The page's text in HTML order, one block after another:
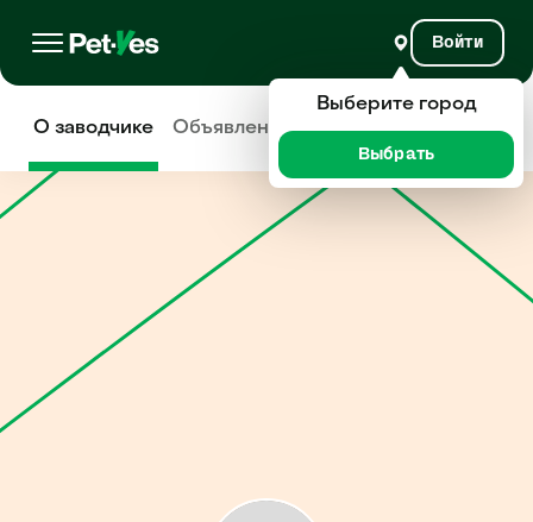
Войти
О заводчике Объявления Отзывы
Выберите город
Выбрать